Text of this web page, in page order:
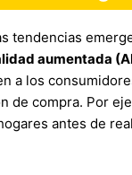
tendencias
aumentada
a los
de compra. Por
antes de